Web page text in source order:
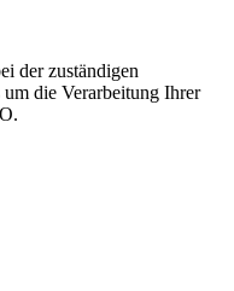
der zuständigen
die Verarbeitung Ihrer